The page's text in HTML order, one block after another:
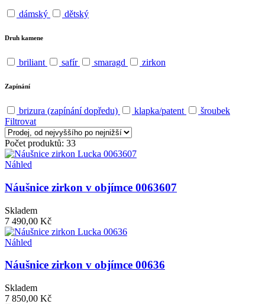
dámský dětský
Druh kamene
briliant safír smaragd zirkon
Zapínání
brizura (zapínání dopředu) klapka/patent
šroubek
Filtrovat
Počet produktů: 33
Náhled
Náušnice zirkon v objímce 0063607
Skladem
7 490,00 Kč
Náhled
Náušnice zirkon v objímce 00636
Skladem
7 850,00 Kč